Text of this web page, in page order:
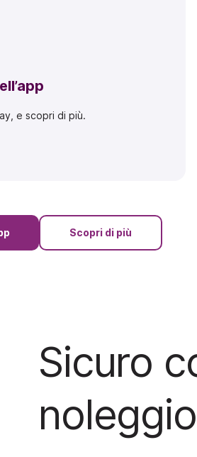
e scopri di più.
Scopri di più
Sicuro
noleggio